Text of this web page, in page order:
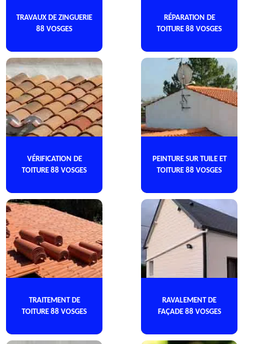
TRAVAUX DE ZINGUERIE
88 VOSGES
RÉPARATION DE
TOITURE 88 VOSGES
VÉRIFICATION DE
TOITURE 88 VOSGES
PEINTURE SUR TUILE ET
TOITURE 88 VOSGES
TRAITEMENT DE
TOITURE 88 VOSGES
RAVALEMENT DE
FAÇADE 88 VOSGES